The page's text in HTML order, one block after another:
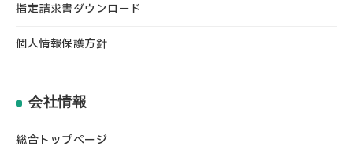
指定請求書ダウンロード
個人情報保護方針
会社情報
総合トップページ